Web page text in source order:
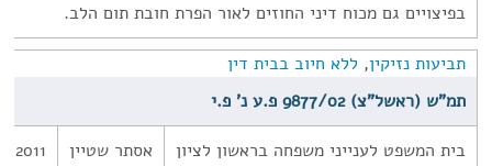
בפיצויים גם מכוח דיני החוזים לאור הפרת חובת תום הלב.
תביעות נזיקין, ללא חיוב בבית דין
תמ"ש (ראשל"צ) 9877/02 פ.ע נ' פ.י
בית המשפט לענייני משפחה בראשון לציון אסתר שטיין
2011